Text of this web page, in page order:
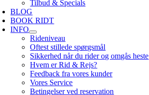
Tilbud & Specials
BLOG
BOOK RIDT
INFO
Rideniveau
Oftest stillede spørgsmål
Sikkerhed når du rider og omgås heste
Hvem er Rid & Rejs?
Feedback fra vores kunder
Vores Service
Betingelser ved reservation